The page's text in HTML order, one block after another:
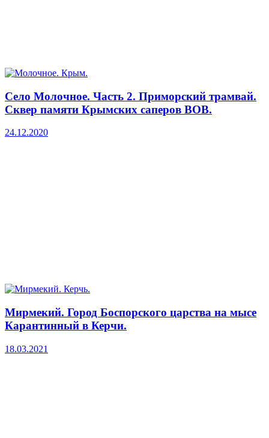
Село Молочное. Часть 2. Приморский трамвай.
Сквер памяти Крымских саперов ВОВ.
24.12.2020
Мирмекий. Город Боспорского царства на мысе
Карантинный в Керчи.
18.03.2021